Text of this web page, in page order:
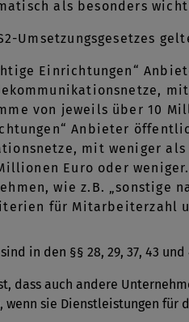
als besonders
Umsetzungsgesetzes
Einrichtungen“
von jeweils über 10
Anbieter
mit weniger
Euro oder weniger.
wie z.B. „sonstige
für Mitarbeiterzahl
in den §§ 28, 29, 37, 43
dass auch andere
wenn sie Dienstleistungen